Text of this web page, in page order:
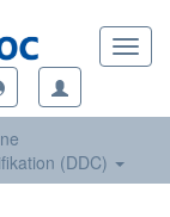
(DDC)